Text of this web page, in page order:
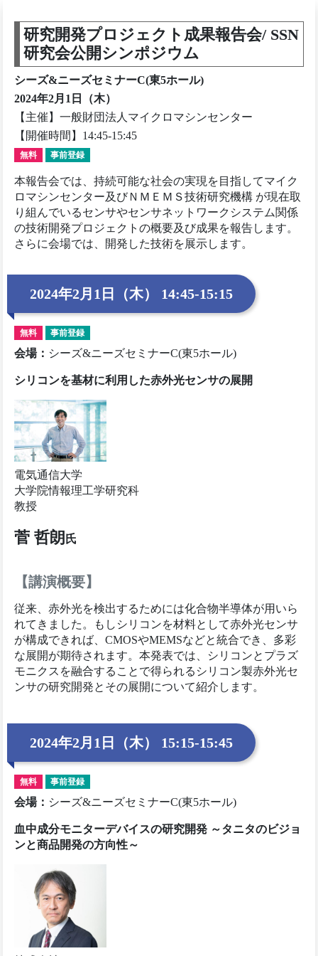
研究開発プロジェクト成果報告会/ SSN
研究会公開シンポジウム
シーズ&ニーズセミナーC(東5ホール)
2024年2月1日（木）
【主催】一般財団法人マイクロマシンセンター
【開催時間】14:45-15:45
無料 事前登録
本報告会では、持続可能な社会の実現を目指してマイク
ロマシンセンター及びＮＭＥＭＳ技術研究機構 が現在取
り組んでいるセンサやセンサネットワークシステム関係
の技術開発プロジェクトの概要及び成果を報告します。
さらに会場では、開発した技術を展示します。
2024年2月1日（木） 14:45-15:15
無料 事前登録
会場： シーズ&ニーズセミナーC(東5ホール)
シリコンを基材に利用した赤外光センサの展開
電気通信大学
大学院情報理工学研究科
教授
菅 哲朗 氏
【講演概要】
従来、赤外光を検出するためには化合物半導体が用いら
れてきました。もしシリコンを材料として赤外光センサ
が構成できれば、CMOSやMEMSなどと統合でき、多彩
な展開が期待されます。本発表では、シリコンとプラズ
モニクスを融合することで得られるシリコン製赤外光セ
ンサの研究開発とその展開について紹介します。
2024年2月1日（木） 15:15-15:45
無料 事前登録
会場： シーズ&ニーズセミナーC(東5ホール)
血中成分モニターデバイスの研究開発 ～タニタのビジョ
ンと商品開発の方向性～